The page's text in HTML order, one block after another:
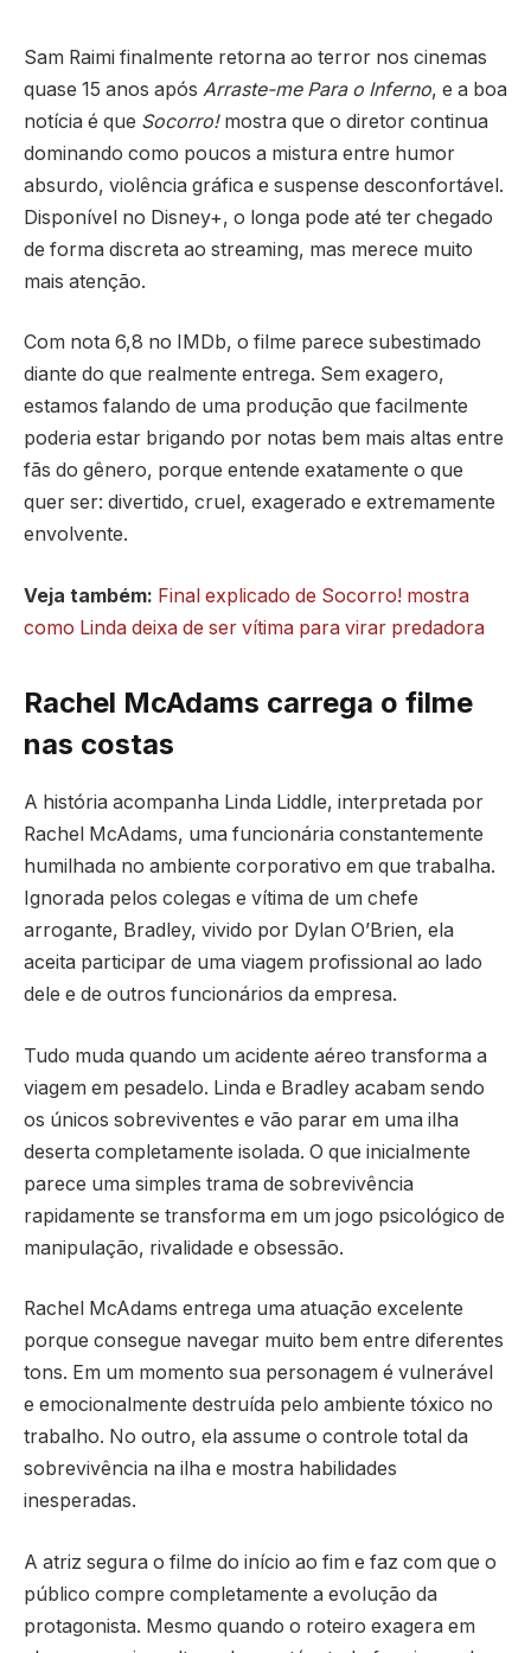
Sam Raimi finalmente retorna ao terror nos cinemas
quase 15 anos após Arraste-me Para o Inferno, e a boa
notícia é que Socorro!mostra que o diretor continua
dominando como poucos a mistura entre humor
absurdo, violência gráfica e suspense desconfortável.
Disponível no Disney+, o longa pode até ter chegado
de forma discreta ao streaming, mas merece muito
mais atenção.
Com nota 6,8 no IMDb, o filme parece subestimado
diante do que realmente entrega. Sem exagero,
estamos falando de uma produção que facilmente
poderia estar brigando por notas bem mais altas entre
fãs do gênero, porque entende exatamente o que
quer ser: divertido, cruel, exagerado e extremamente
envolvente.
Veja também: Final explicado de Socorro! mostra
como Linda deixa de ser vítima para virar predadora
Rachel McAdams carrega o filme
nas costas
A história acompanha Linda Liddle, interpretada por
Rachel McAdams, uma funcionária constantemente
humilhada no ambiente corporativo em que trabalha.
Ignorada pelos colegas e vítima de um chefe
arrogante, Bradley, vivido por Dylan O’Brien, ela
aceita participar de uma viagem profissional ao lado
dele e de outros funcionários da empresa.
Tudo muda quando um acidente aéreo transforma a
viagem em pesadelo. Linda e Bradley acabam sendo
os únicos sobreviventes e vão parar em uma ilha
deserta completamente isolada. O que inicialmente
parece uma simples trama de sobrevivência
rapidamente se transforma em um jogo psicológico de
manipulação, rivalidade e obsessão.
Rachel McAdams entrega uma atuação excelente
porque consegue navegar muito bem entre diferentes
tons. Em um momento sua personagem é vulnerável
e emocionalmente destruída pelo ambiente tóxico no
trabalho. No outro, ela assume o controle total da
sobrevivência na ilha e mostra habilidades
inesperadas.
A atriz segura o filme do início ao fim e faz com que o
público compre completamente a evolução da
protagonista. Mesmo quando o roteiro exagera em